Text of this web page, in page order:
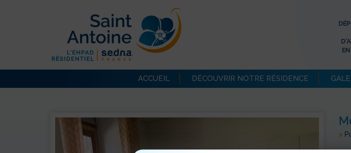
ACCUEIL DÉCOUVRIR NOTRE RÉSIDENCE
>